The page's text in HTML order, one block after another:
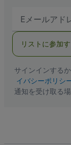
メ
ア
ス
リストに参加
サインインする
イバシーポリシ
通知を受け取る